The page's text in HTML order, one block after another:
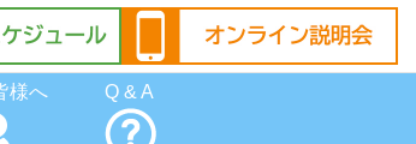
様へ Q & A